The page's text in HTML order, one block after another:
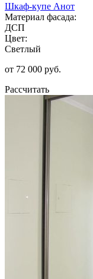
Шкаф-купе Анот
Материал фасада:
ДСП
Цвет:
Светлый
от 72 000 руб.
Рассчитать